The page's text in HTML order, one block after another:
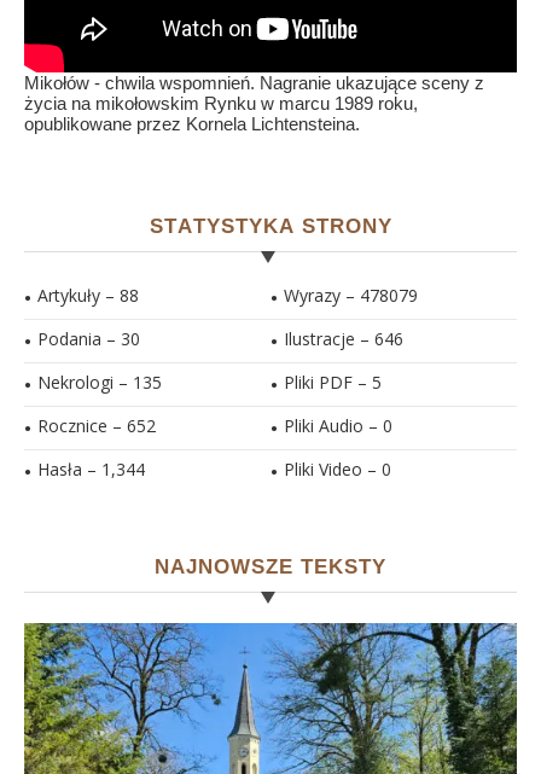
Mikołów - chwila wspomnień. Nagranie ukazujące sceny z
życia na mikołowskim Rynku w marcu 1989 roku,
opublikowane przez Kornela Lichtensteina.
STATYSTYKA STRONY
Artykuły – 88
Podania – 30
Nekrologi – 135
Rocznice – 652
Hasła – 1,344
Wyrazy – 478079
Ilustracje – 646
Pliki PDF – 5
Pliki Audio – 0
Pliki Video – 0
NAJNOWSZE TEKSTY